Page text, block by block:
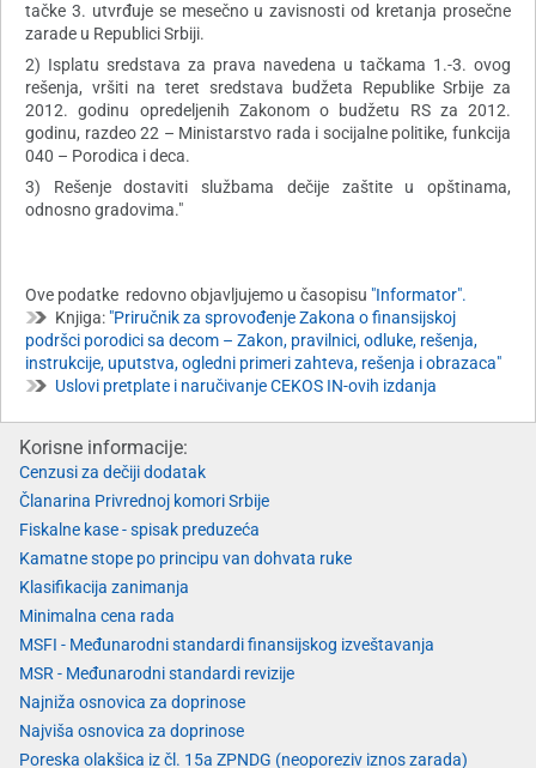
tačke 3. utvrđuje se mesečno u zavisnosti od kretanja prosečne
zarade u Republici Srbiji.
2) Isplatu sredstava za prava navedena u tačkama 1.-3. ovog
rešenja, vršiti na teret sredstava budžeta Republike Srbije za
2012. godinu opredeljenih Zakonom o budžetu RS za 2012.
godinu, razdeo 22 – Ministarstvo rada i socijalne politike, funkcija
040 – Porodica i deca.
3) Rešenje dostaviti službama dečije zaštite u opštinama,
odnosno gradovima."
Ove podatke redovno objavljujemo u časopisu "Informator".
Knjiga: "Priručnik za sprovođenje Zakona o finansijskoj
podršci porodici sa decom – Zakon, pravilnici, odluke, rešenja,
instrukcije, uputstva, ogledni primeri zahteva, rešenja i obrazaca"
Uslovi pretplate i naručivanje CEKOS IN-ovih izdanja
Korisne informacije:
Cenzusi za dečiji dodatak
Članarina Privrednoj komori Srbije
Fiskalne kase - spisak preduzeća
Kamatne stope po principu van dohvata ruke
Klasifikacija zanimanja
Minimalna cena rada
MSFI - Međunarodni standardi finansijskog izveštavanja
MSR - Međunarodni standardi revizije
Najniža osnovica za doprinose
Najviša osnovica za doprinose
Poreska olakšica iz čl. 15a ZPNDG (neoporeziv iznos zarada)